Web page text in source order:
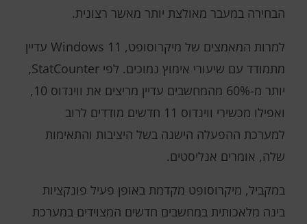
הבחירה במעבר מאולצת יותר מאשר רצונית.
למרות המאמצים של מיקרוסופט, Windows 11 עדיין
מתמודד עם שיעורי אימוץ נמוכים. לפי StatCounter,
יותר מ-60% מהמחשבים עדיין מריצים את ווינדוס 10,
ואפילו מכשירי ווינדוס 11 חדשים מודדים לרוב
למערכת ההפעלה הישנה בשל היציבות והתאימות
שלה, אומרים אנליסטים.
במקביל, מיקרוסופט מקדמת באופן פעיל פונקציות
בינה מלאכותית במחשבים חדשים המצוידים במערכת